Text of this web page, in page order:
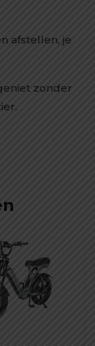
afstellen, je
zonder